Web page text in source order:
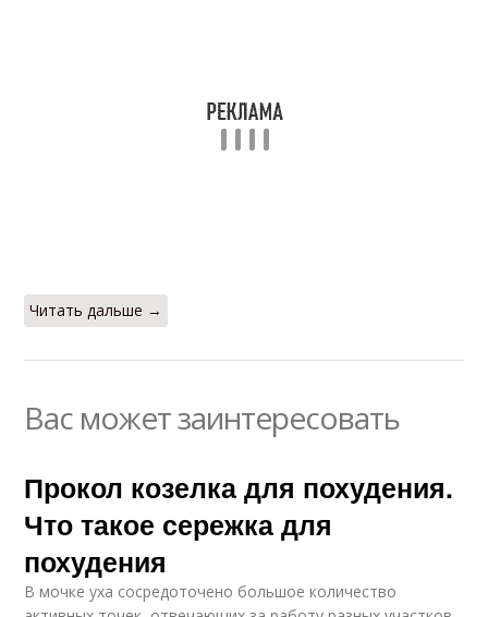
Читать дальше →
Вас может заинтересовать
Прокол козелка для похудения.
Что такое сережка для
похудения
В мочке уха сосредоточено большое количество